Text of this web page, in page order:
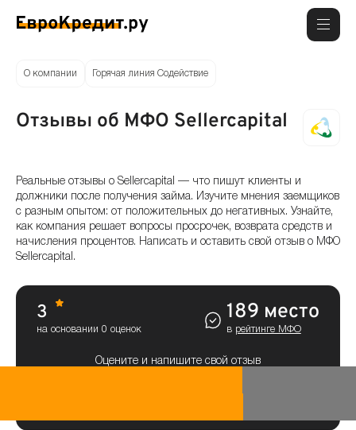
О компании Горячая линия Содействие
Отзывы об МФО Sellercapital
Реальные отзывы о Sellercapital — что пишут клиенты и
должники после получения займа. Изучите мнения заемщиков
с разным опытом: от положительных до негативных. Узнайте,
как компания решает вопросы просрочек, возврата средств и
начисления процентов. Написать и оставить свой отзыв о МФО
Sellercapital.
3
на основании 0 оценок
189 место
в рейтинге МФО
Оцените и напишите свой отзыв